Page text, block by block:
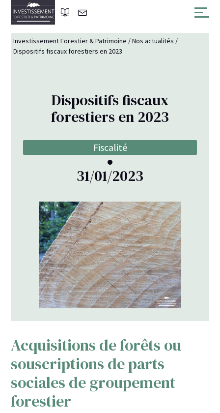
Investissement Forestier & Patrimoine /Nos actualités /
Dispositifs fiscaux forestiers en 2023
Dispositifs fiscaux
forestiers en 2023
Fiscalité
31/01/2023
Acquisitions de forêts ou
souscriptions de parts
sociales de groupement
forestier